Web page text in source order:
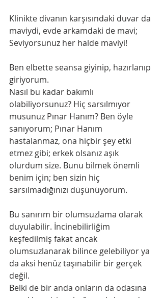
Klinikte divanın karşısındaki duvar da
maviydi, evde arkamdaki de mavi;
Seviyorsunuz her halde maviyi!
Ben elbette seansa giyinip, hazırlanıp
giriyorum.
Nasıl bu kadar bakımlı
olabiliyorsunuz? Hiç sarsılmıyor
musunuz Pınar Hanım? Ben öyle
sanıyorum; Pınar Hanım
hastalanmaz, ona hiçbir şey etki
etmez gibi; erkek olsanız aşık
olurdum size. Bunu bilmek önemli
benim için; ben sizin hiç
sarsılmadığınızı düşünüyorum.
Bu sanırım bir olumsuzlama olarak
duyulabilir. İncinebilirliğim
keşfedilmiş fakat ancak
olumsuzlanarak bilince gelebiliyor ya
da aksi henüz taşınabilir bir gerçek
değil.
Belki de bir anda onların da odasına